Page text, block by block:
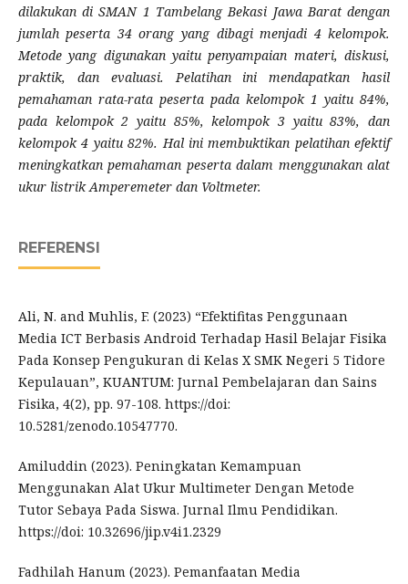
dilakukan di SMAN 1 Tambelang Bekasi Jawa Barat dengan
jumlah peserta 34 orang yang dibagi menjadi 4 kelompok.
Metode yang digunakan yaitu penyampaian materi, diskusi,
praktik, dan evaluasi. Pelatihan ini mendapatkan hasil
pemahaman rata-rata peserta pada kelompok 1 yaitu 84%,
pada kelompok 2 yaitu 85%, kelompok 3 yaitu 83%, dan
kelompok 4 yaitu 82%. Hal ini membuktikan pelatihan efektif
meningkatkan pemahaman peserta dalam menggunakan alat
ukur listrik Amperemeter dan Voltmeter.
REFERENSI
Ali, N. and Muhlis, F. (2023) “Efektifitas Penggunaan
Media ICT Berbasis Android Terhadap Hasil Belajar Fisika
Pada Konsep Pengukuran di Kelas X SMK Negeri 5 Tidore
Kepulauan”, KUANTUM: Jurnal Pembelajaran dan Sains
Fisika, 4(2), pp. 97-108. https://doi:
10.5281/zenodo.10547770.
Amiluddin (2023). Peningkatan Kemampuan
Menggunakan Alat Ukur Multimeter Dengan Metode
Tutor Sebaya Pada Siswa. Jurnal Ilmu Pendidikan.
https://doi: 10.32696/jip.v4i1.2329
Fadhilah Hanum (2023). Pemanfaatan Media